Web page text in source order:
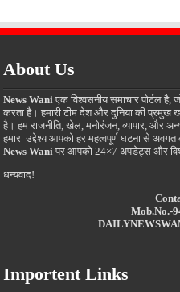
About Us
News Wani एक विश्वसनीय समाचार पोर्टल
करता है। हमारी टीम देश और दुनिया की प्रमुख
है। हम राजनीति, खेल, मनोरंजन, व्यापार, और
हमारा उद्देश्य आपको हर महत्वपूर्ण घटना से
News Wani पर आपको 24×7 अपडेट्स और
धन्यवाद!
Mob.No.-
Importent Links